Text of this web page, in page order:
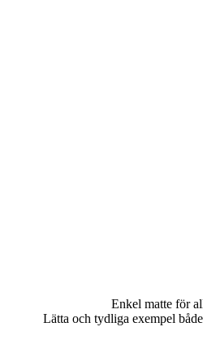
Enkel matte för
Lätta och tydliga exempel